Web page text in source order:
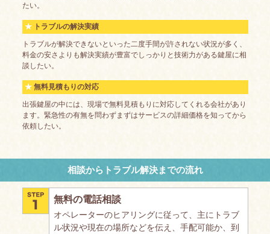
たい。
トラブルの解決実績
トラブルが解決できないといった二度手間が許されない状況が多く、
料金の安さよりも解決実績が豊富でしっかりと技術力がある鍵屋に相
談したい。
無料見積もりの対応
出張鍵屋の中には、現場で無料見積もりに対応してくれる会社があり
ます。緊急性の有無を問わずまずはサービスの詳細価格を知ってから
依頼したい。
相談からトラブル解決までの流れ
無料の電話相談
オペレーターのヒアリングに従って、主にトラブ
ル状況や現在の場所などを伝え、手配可能か、到